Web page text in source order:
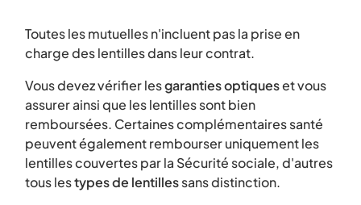
Toutes les mutuelles n'incluent pas la prise en
charge des lentilles dans leur contrat.
Vous devez vérifier lesgaranties optiqueset vous
assurer ainsi que les lentilles sont bien
remboursées. Certaines complémentaires santé
peuvent également rembourser uniquement les
lentilles couvertes par la Sécurité sociale, d'autres
tous lestypes de lentillessans distinction.